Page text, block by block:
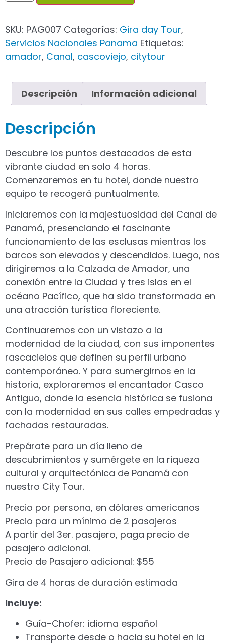
SKU: PAG007 Categorías: Gira day Tour,
Servicios Nacionales Panama Etiquetas:
amador, Canal, cascoviejo, citytour
Descripción Información adicional
Descripción
Descubre los puntos destacados de esta
vibrante ciudad en solo 4 horas.
Comenzaremos en tu hotel, donde nuestro
equipo te recogerá puntualmente.
Iniciaremos con la majestuosidad del Canal de
Panamá, presenciando el fascinante
funcionamiento de las esclusas mientras los
barcos son elevados y descendidos. Luego, nos
dirigiremos a la Calzada de Amador, una
conexión entre la Ciudad y tres islas en el
océano Pacífico, que ha sido transformada en
una atracción turística floreciente.
Continuaremos con un vistazo a la
modernidad de la ciudad, con sus imponentes
rascacielos que definen su perfil urbano
contemporáneo. Y para sumergirnos en la
historia, exploraremos el encantador Casco
Antiguo, donde la esencia histórica se fusiona
con la modernidad en sus calles empedradas y
fachadas restauradas.
Prepárate para un día lleno de
descubrimientos y sumérgete en la riqueza
cultural y arquitectónica de Panamá con
nuestro City Tour.
Precio por persona, en dólares americanos
Precio para un mínimo de 2 pasajeros
A partir del 3er. pasajero, paga precio de
pasajero adicional.
Precio de Pasajero adicional: $55
Gira de 4 horas de duración estimada
Incluye:
Guía-Chofer: idioma español
Transporte desde o hacia su hotel en la